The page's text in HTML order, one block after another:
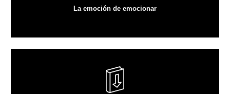
La emoción de emocionar
VER ARTÍCULO